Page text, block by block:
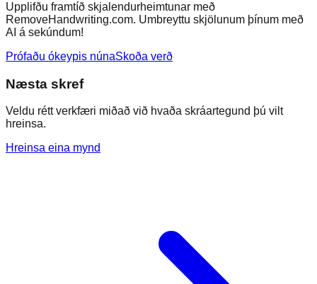
Upplifðu framtíð skjalendurheimtunar með
RemoveHandwriting.com. Umbreyttu skjölunum þínum með
AI á sekúndum!
Prófaðu ókeypis núnaSkoða verð
Næsta skref
Veldu rétt verkfæri miðað við hvaða skráartegund þú vilt
hreinsa.
Hreinsa eina mynd